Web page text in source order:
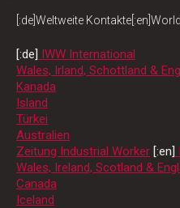
[:de]Weltweite
[:de] IWW International
Wales, Irland, Schottland &
Kanada
Island
Türkei
Australien
Zeitung Industrial Worker [:en]
Wales, Ireland, Scotland &
Canada
Iceland